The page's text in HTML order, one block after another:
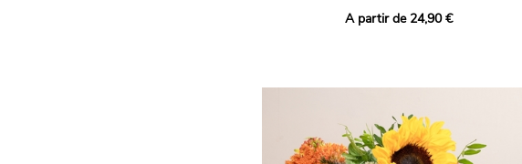
vives pour un effet vitaminé garanti. Un
'Tropical Amazone' et 'Wild Calypso', connues
pour leur tenue en vase, leurs teintes
incroyables et le parfait épanouissement de
A partir de 24,90 €